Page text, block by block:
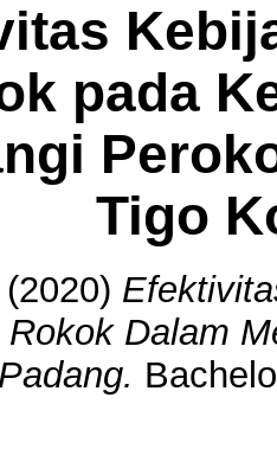
pada
Tigo
(2020)
Dalam